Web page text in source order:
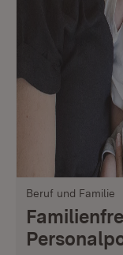
Beruf und Familie